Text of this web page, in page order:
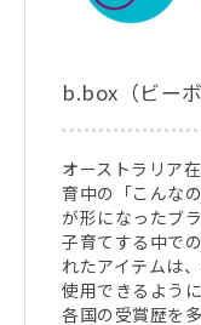
b.box（ビーボ
オーストラリア
育中の「こんな
が形になったブ
子育てする中で
れたアイテムは
使用できるよう
各国の受賞歴を